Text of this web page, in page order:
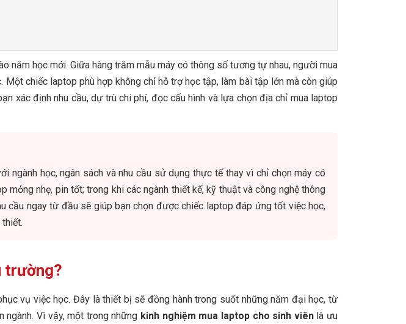
năm học mới. Giữa hàng trăm mẫu máy có thông số tương tự nhau, người mua
chiếc laptop phù hợp không chỉ hỗ trợ học tập, làm bài tập lớn mà còn giúp
xác định nhu cầu, dự trù chi phí, đọc cấu hình và lựa chọn địa chỉ mua laptop
ngành học, ngân sách và nhu cầu sử dụng thực tế thay vì chỉ chọn máy có
nhẹ, pin tốt; trong khi các ngành thiết kế, kỹ thuật và công nghệ thông
cầu ngay từ đầu sẽ giúp bạn chọn được chiếc laptop đáp ứng tốt việc học,
trường?
vụ việc học. Đây là thiết bị sẽ đồng hành trong suốt những năm đại học, từ
Vì vậy, một trong những kinh nghiệm mua laptop cho sinh viênlà ưu